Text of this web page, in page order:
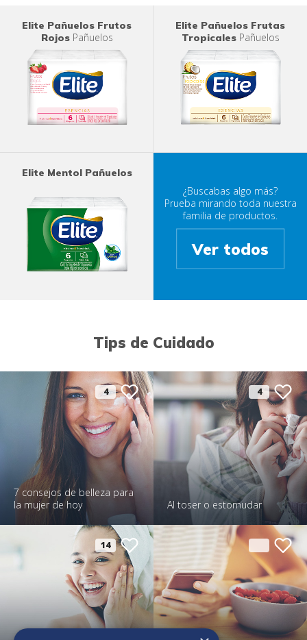
Elite Pañuelos Frutos
RojosPañuelos
Elite Pañuelos Frutas
TropicalesPañuelos
Elite Mentol Pañuelos
¿Buscabas algo más?
Prueba mirando toda nuestra
familia de productos.
Ver todos
Tips de Cuidado
4
7 consejos de belleza para
la mujer de hoy
4
Al toser o estornudar
14